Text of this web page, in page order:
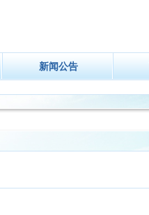
新闻公告